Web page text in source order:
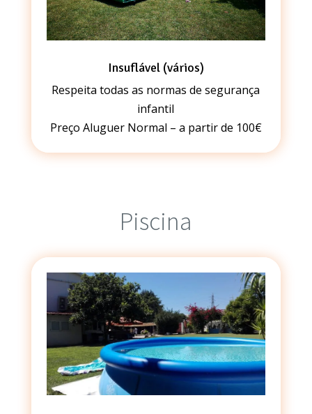
Insuflável (vários)
Respeita todas as normas de segurança
infantil
Preço Aluguer Normal – a partir de 100€
Piscina